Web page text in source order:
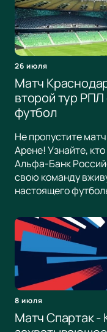
26 июля
Матч
второй тур
футбол
Не пропустите
Арене! Узнайте,
Альфа-Банк
свою команду
настоящего
8 июля
Матч Спартак -